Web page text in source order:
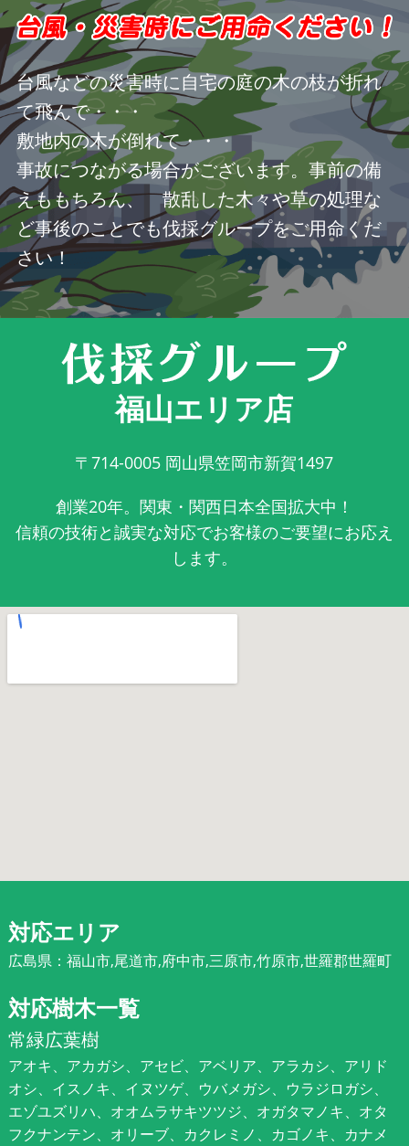
台風などの災害時に自宅の庭の木の枝が折れ
て飛んで・・・
敷地内の木が倒れて・・・
事故につながる場合がございます。事前の備
えももちろん、 散乱した木々や草の処理な
ど事後のことでも伐採グループをご用命くだ
さい！
福山エリア店
〒714-0005 岡山県笠岡市新賀1497
創業20年。関東・関西日本全国拡大中！
信頼の技術と誠実な対応でお客様のご要望にお応え
します。
対応エリア
広島県：福山市,尾道市,府中市,三原市,竹原市,世羅郡世羅町
対応樹木一覧
常緑広葉樹
アオキ、アカガシ、アセビ、アベリア、アラカシ、アリド
オシ、イスノキ、イヌツゲ、ウバメガシ、ウラジロガシ、
エゾユズリハ、オオムラサキツツジ、オガタマノキ、オタ
フクナンテン、オリーブ、カクレミノ、カゴノキ、カナメ